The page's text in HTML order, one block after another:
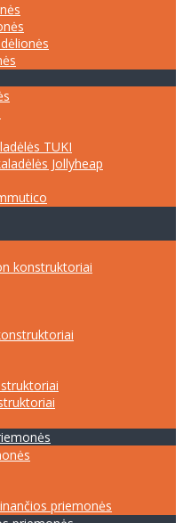
TUKI
Jollyheap
konstruktoriai
priemonės